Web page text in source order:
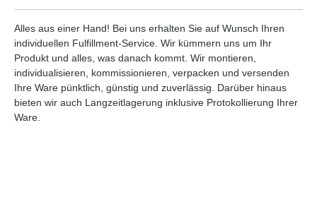
Alles aus einer Hand! Bei uns erhalten Sie auf Wunsch Ihren
individuellen Fulfillment-Service. Wir kümmern uns um Ihr
Produkt und alles, was danach kommt. Wir montieren,
individualisieren, kommissionieren, verpacken und versenden
Ihre Ware pünktlich, günstig und zuverlässig. Darüber hinaus
bieten wir auch Langzeitlagerung inklusive Protokollierung Ihrer
Ware.